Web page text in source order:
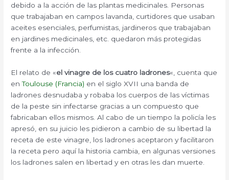
debido a la acción de las plantas medicinales. Personas
que trabajaban en campos lavanda, curtidores que usaban
aceites esenciales, perfumistas, jardineros que trabajaban
en jardines medicinales, etc. quedaron más protegidas
frente a la infección.
El relato de «el vinagre de los cuatro ladrones«, cuenta que
enToulouse (Francia) en el siglo XVII una banda de
ladrones desnudaba y robaba los cuerpos de las víctimas
de la peste sin infectarse gracias a un compuesto que
fabricaban ellos mismos. Al cabo de un tiempo la policía les
apresó, en su juicio les pidieron a cambio de su libertad la
receta de este vinagre, los ladrones aceptaron y facilitaron
la receta pero aquí la historia cambia, en algunas versiones
los ladrones salen en libertad y en otras les dan muerte.